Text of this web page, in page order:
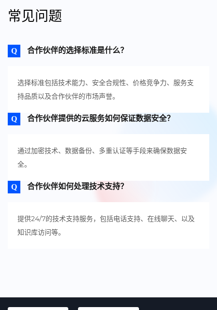
常见问题
合作伙伴的选择标准是什么？
选择标准包括技术能力、安全合规性、价格竞争力、服务支
持品质以及合作伙伴的市场声誉。
合作伙伴提供的云服务如何保证数据安全？
通过加密技术、数据备份、多重认证等手段来确保数据安
全。
合作伙伴如何处理技术支持？
提供24/7的技术支持服务，包括电话支持、在线聊天、以及
知识库访问等。